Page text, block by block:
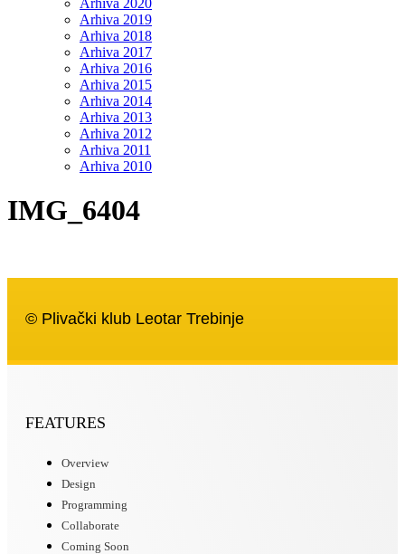
Arhiva 2020
Arhiva 2019
Arhiva 2018
Arhiva 2017
Arhiva 2016
Arhiva 2015
Arhiva 2014
Arhiva 2013
Arhiva 2012
Arhiva 2011
Arhiva 2010
IMG_6404
© Plivački klub Leotar Trebinje
FEATURES
Overview
Design
Programming
Collaborate
Coming Soon